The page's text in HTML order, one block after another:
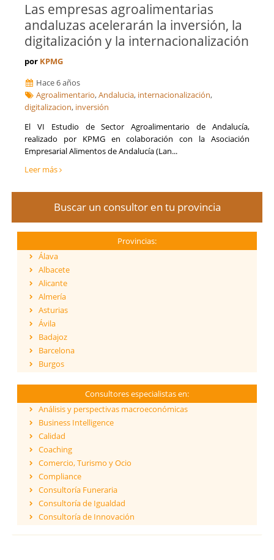
Las empresas agroalimentarias
andaluzas acelerarán la inversión, la
digitalización y la internacionalización
por KPMG
Hace 6 años
Agroalimentario,Andalucia, internacionalización,
digitalizacion, inversión
El VI Estudio de Sector Agroalimentario de Andalucía,
realizado por KPMG en colaboración con la Asociación
Empresarial Alimentos de Andalucía (Lan...
Leer más
Buscar un consultor en tu provincia
Provincias:
Álava
Albacete
Alicante
Almería
Asturias
Ávila
Badajoz
Barcelona
Burgos
Cantabria
Castellón
Ceuta
Ciudad Real
Córdoba
Cuenca
Girona
Granada
Guadalajara
Consultores especialistas en:
Análisis y perspectivas macroeconómicas
Business Intelligence
Calidad
Coaching
Comercio, Turismo y Ocio
Compliance
Consultoría Funeraria
Consultoría de Igualdad
Consultoría de Innovación